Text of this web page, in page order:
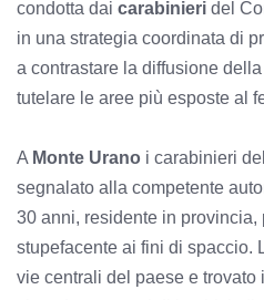
condotta dai carabinieri del
in una strategia coordinata di
a contrastare la diffusione
tutelare le aree più esposte al
A Monte Urano i carabinieri
segnalato alla competente
30 anni, residente in provincia,
stupefacente ai fini di spaccio.
vie centrali del paese e